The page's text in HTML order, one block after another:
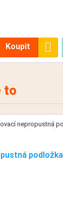
Koupit
to
podložka